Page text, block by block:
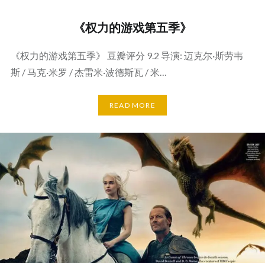
《权力的游戏第五季》
《权力的游戏第五季》 豆瓣评分 9.2 导演: 迈克尔·斯劳韦
斯 / 马克·米罗 / 杰雷米·波德斯瓦 / 米…
READ MORE